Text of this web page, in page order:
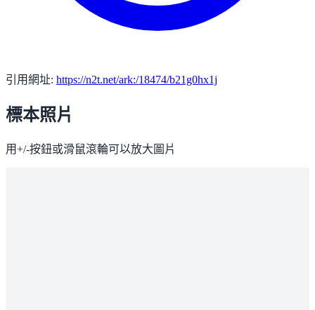
引用網址: https://n2t.net/ark:/18474/b21g0hx1j
標本照片
用+/-按鈕或滑鼠滾輪可以放大圖片